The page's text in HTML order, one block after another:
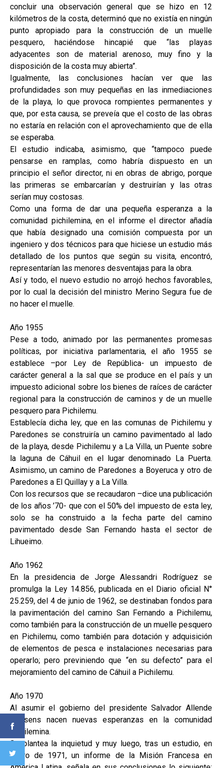
concluir una observación general que se hizo en 12
kilómetros de la costa, determinó que no existía en ningún
punto apropiado para la construcción de un muelle
pesquero, haciéndose hincapié que “las playas
adyacentes son de material arenoso, muy fino y la
disposición de la costa muy abierta”.
Igualmente, las conclusiones hacían ver que las
profundidades son muy pequeñas en las inmediaciones
de la playa, lo que provoca rompientes permanentes y
que, por esta causa, se preveía que el costo de las obras
no estaría en relación con el aprovechamiento que de ella
se esperaba.
El estudio indicaba, asimismo, que “tampoco puede
pensarse en ramplas, como habría dispuesto en un
principio el señor director, ni en obras de abrigo, porque
las primeras se embarcarían y destruirían y las otras
serían muy costosas.
Como una forma de dar una pequeña esperanza a la
comunidad pichilemina, en el informe el director añadía
que había designado una comisión compuesta por un
ingeniero y dos técnicos para que hiciese un estudio más
detallado de los puntos que según su visita, encontró,
representarían las menores desventajas para la obra.
Así y todo, el nuevo estudio no arrojó hechos favorables,
por lo cual la decisión del ministro Merino Segura fue de
no hacer el muelle.
Año 1955
Pese a todo, animado por las permanentes promesas
políticas, por iniciativa parlamentaria, el año 1955 se
establece –por Ley de República- un impuesto de
carácter general a la sal que se produce en el país y un
impuesto adicional sobre los bienes de raíces de carácter
regional para la construcción de caminos y de un muelle
pesquero para Pichilemu.
Establecía dicha ley, que en las comunas de Pichilemu y
Paredones se construiría un camino pavimentado al lado
de la playa, desde Pichilemu y a La Villa, un Puente sobre
la laguna de Cáhuil en el lugar denominado La Puerta.
Asimismo, un camino de Paredones a Boyeruca y otro de
Paredones a El Quillay y a La Villa.
Con los recursos que se recaudaron –dice una publicación
de los años ’70- que con el 50% del impuesto de esta ley,
solo se ha construido a la fecha parte del camino
pavimentado desde San Fernando hasta el sector de
Lihueimo.
Año 1962
En la presidencia de Jorge Alessandri Rodríguez se
promulga la Ley 14.856, publicada en el Diario oficial N°
25.259, del 4 de junio de 1962, se destinaban fondos para
la pavimentación del camino San Fernando a Pichilemu,
como también para la construcción de un muelle pesquero
en Pichilemu, como también para dotación y adquisición
de elementos de pesca e instalaciones necesarias para
operarlo; pero previniendo que “en su defecto” para el
mejoramiento del camino de Cáhuil a Pichilemu.
Año 1970
Al asumir el gobierno del presidente Salvador Allende
Gossens nacen nuevas esperanzas en la comunidad
pichilemina.
Se plantea la inquietud y muy luego, tras un estudio, en
enero de 1971, un informe de la Misión Francesa en